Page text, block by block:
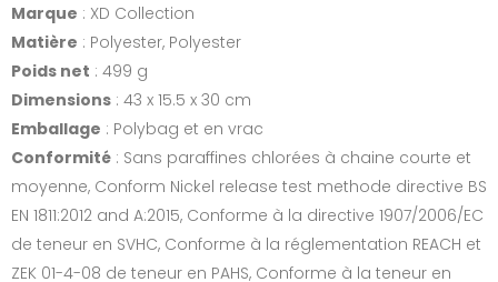
Marque : XD Collection
Matière : Polyester, Polyester
Poids net : 499 g
Dimensions : 43 x 15.5 x 30 cm
Emballage : Polybag et en vrac
Conformité : Sans paraffines chlorées à chaine courte et
moyenne, Conform Nickel release test methode directive BS
EN 1811:2012 and A:2015, Conforme à la directive 1907/2006/EC
de teneur en SVHC, Conforme à la réglementation REACH et
ZEK 01-4-08 de teneur en PAHS, Conforme à la teneur en